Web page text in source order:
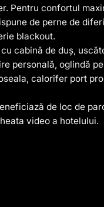
Pentru confortul
de perne de
blackout.
cabină de duș,
personală, oglindă
calorifer port
de loc de
video a hotelului.